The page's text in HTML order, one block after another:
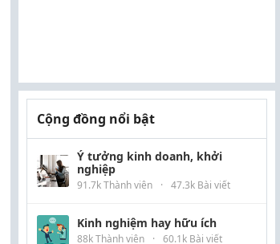
Cộng đồng nổi bật
Ý tưởng kinh doanh, khởi
nghiệp
91.7k Thành viên · 47.3k Bài viết
Kinh nghiệm hay hữu ích
88k Thành viên · 60.1k Bài viết